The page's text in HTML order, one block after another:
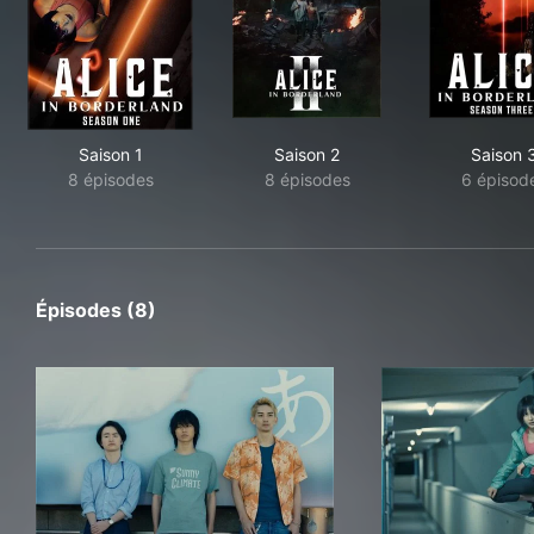
Saison 1
8 épisodes
Saison 2
8 épisodes
Saison
6
Épisodes (8)